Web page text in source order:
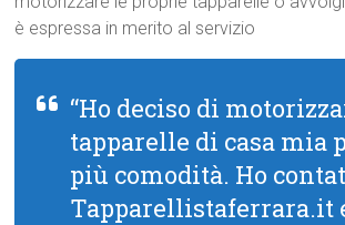
è espressa in merito al servizio
“Ho deciso di
tapparelle di casa mia
più comodità. Ho
Tapparellistaferrara.it